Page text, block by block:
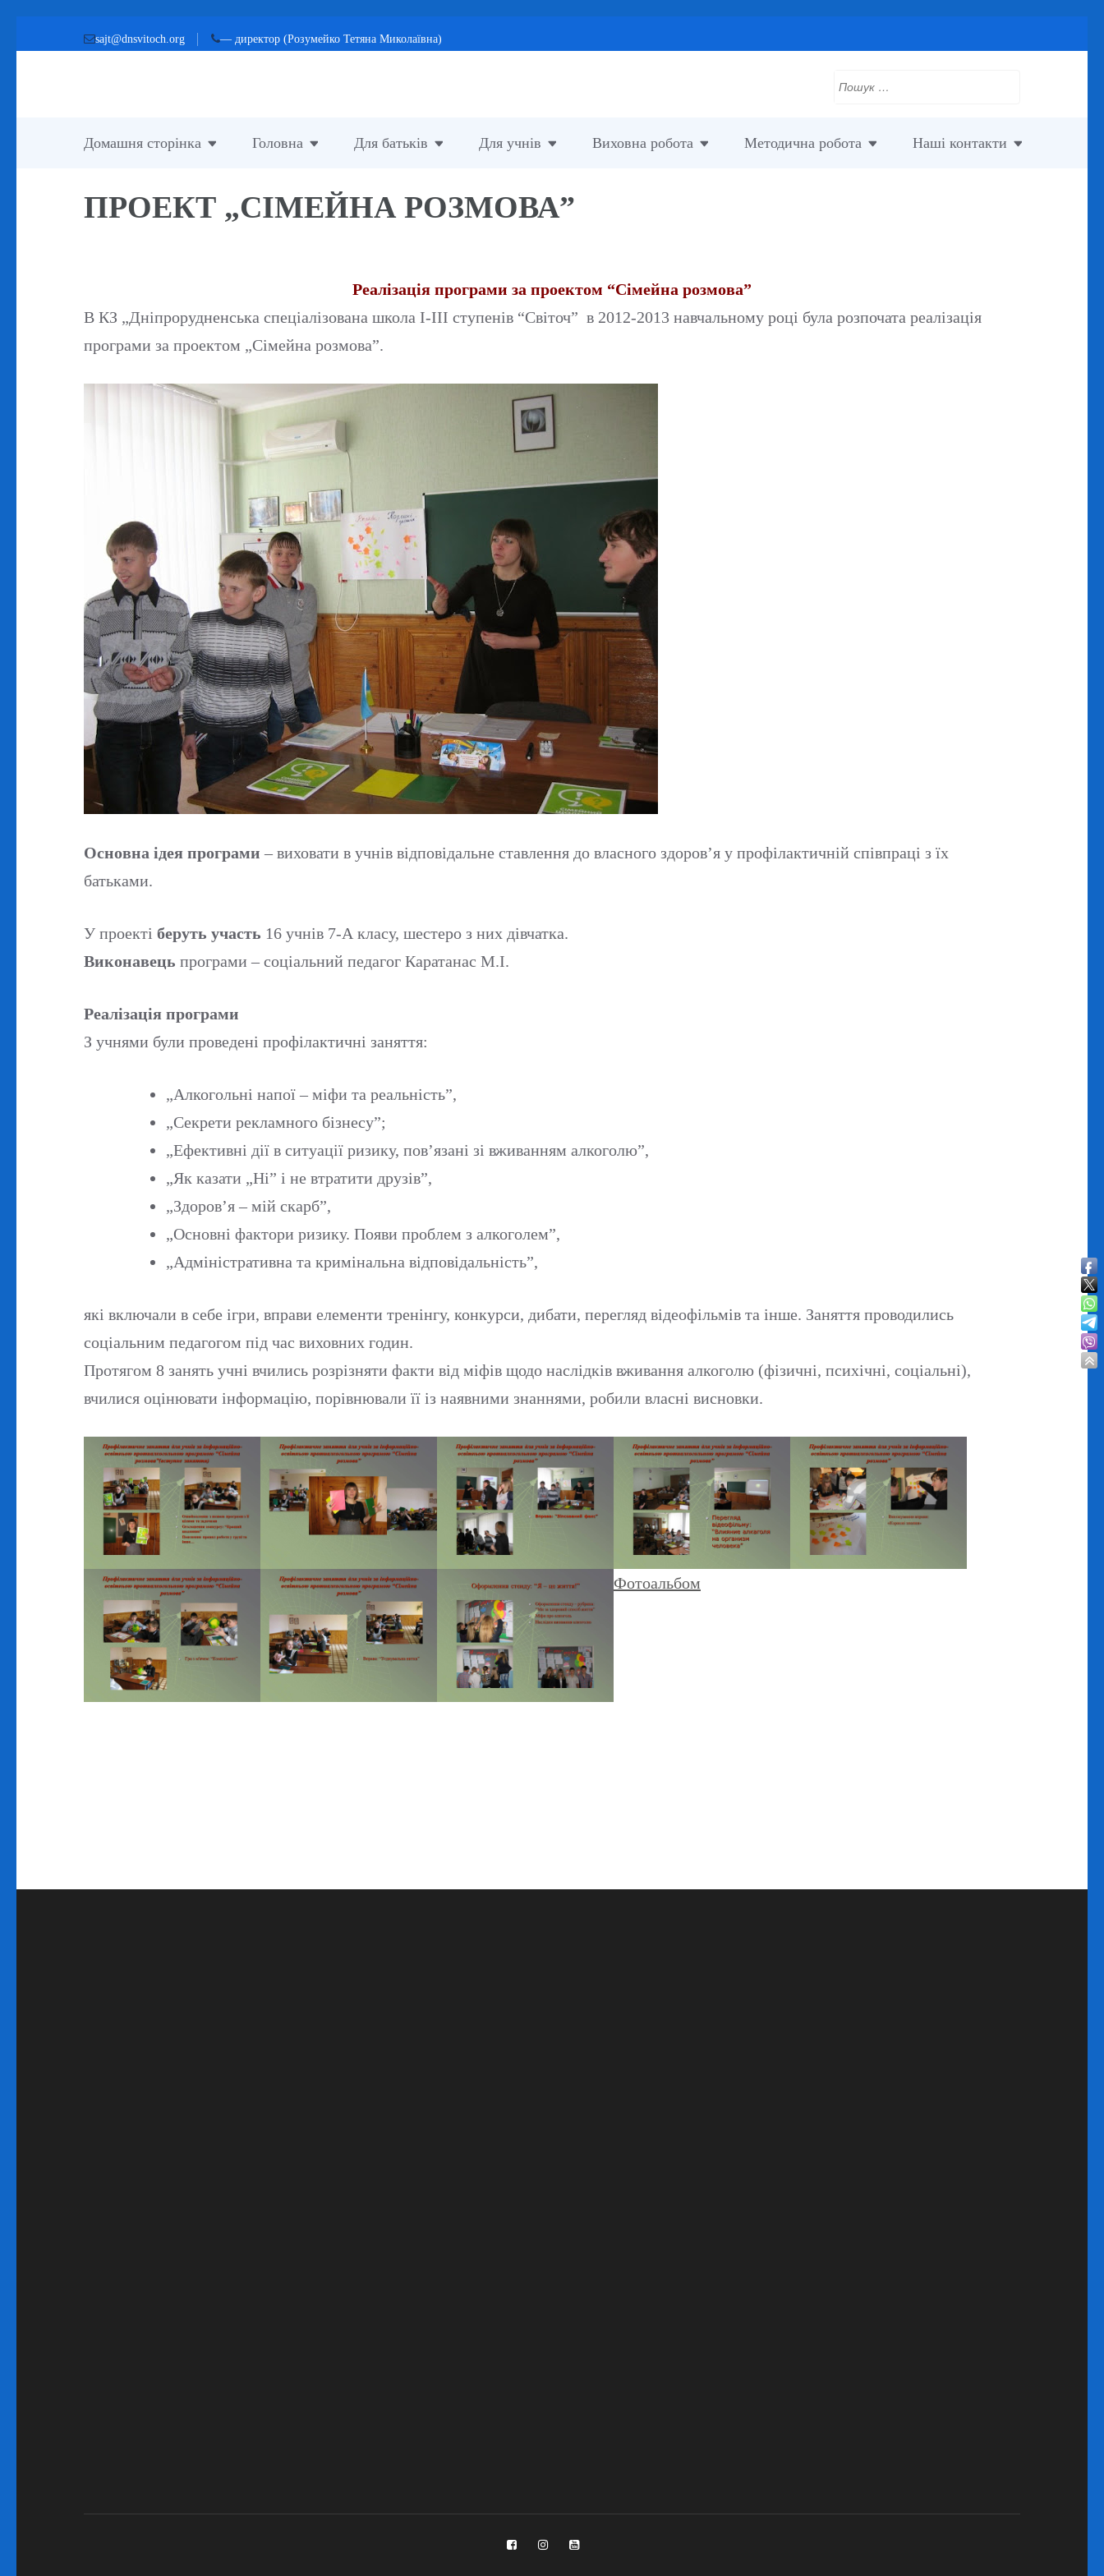
sajt@dnsvitoch.org — директор (Розумейко Тетяна Миколаївна)
Пошук:
Домашня сторінка Головна Для батьків Для учнів Виховна робота Методична робота Наші контакти
ПРОЕКТ „СІМЕЙНА РОЗМОВА”
Реалізація програми за проектом “Сімейна розмова”
В КЗ „Дніпрорудненська спеціалізована школа І-ІІІ ступенів “Світоч” в 2012-2013 навчальному році була розпочата реалізація
програми за проектом „Сімейна розмова”.
Основна ідея програми – виховати в учнів відповідальне ставлення до власного здоров’я у профілактичній співпраці з їх
батьками.
У проекті беруть участь 16 учнів 7-А класу, шестеро з них дівчатка.
Виконавець програми – соціальний педагог Каратанас М.І.
Реалізація програми
З учнями були проведені профілактичні заняття:
„Алкогольні напої – міфи та реальність”,
„Секрети рекламного бізнесу”;
„Ефективні дії в ситуації ризику, пов’язані зі вживанням алкоголю”,
„Як казати „Ні” і не втратити друзів”,
„Здоров’я – мій скарб”,
„Основні фактори ризику. Появи проблем з алкоголем”,
„Адміністративна та кримінальна відповідальність”,
які включали в себе ігри, вправи елементи тренінгу, конкурси, дибати, перегляд відеофільмів та інше. Заняття проводились
соціальним педагогом під час виховних годин.
Протягом 8 занять учні вчились розрізняти факти від міфів щодо наслідків вживання алкоголю (фізичні, психічні, соціальні),
вчилися оцінювати інформацію, порівнювали її із наявними знаннями, робили власні висновки.
Фотоальбом